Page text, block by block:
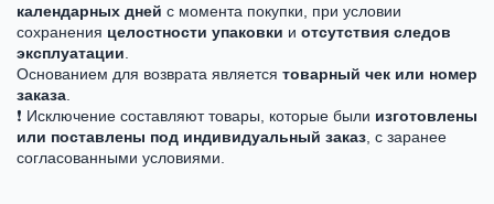
календарных дней с момента покупки, при условии
сохранения целостности упаковки и отсутствия следов
эксплуатации
Основанием для возврата является товарный чек или номер
заказа
❗ Исключение составляют товары, которые были изготовлены
или поставлены под индивидуальный заказ , с заранее
согласованными условиями.